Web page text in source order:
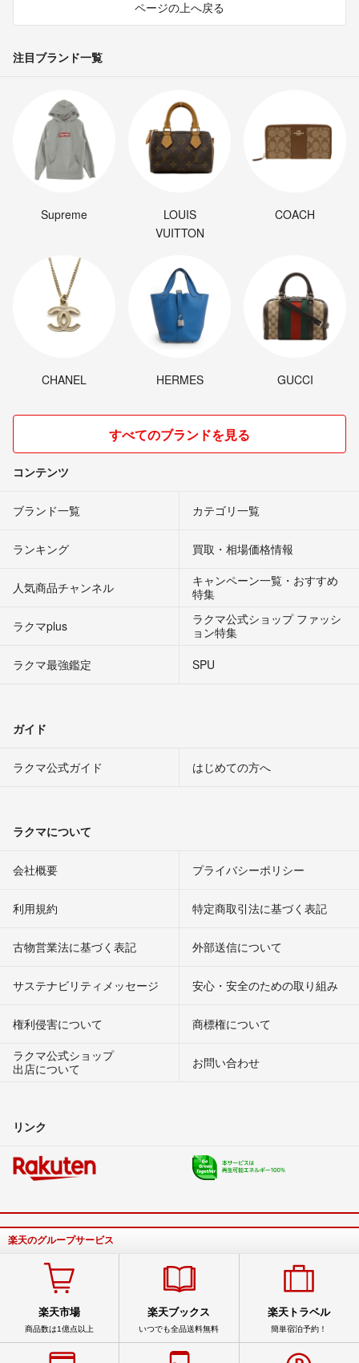
ページの上へ戻る
注目ブランド一覧
Supreme
LOUIS
VUITTON
COACH
CHANEL HERMES GUCCI
すべてのブランドを見る
コンテンツ
ブランド一覧 カテゴリ一覧
ランキング 買取・相場価格情報
人気商品チャンネル
キャンペーン一覧・おすすめ
特集
ラクマplus
ラクマ公式ショップ ファッシ
ョン特集
ラクマ最強鑑定
SPU
ガイド
ラクマ公式ガイド はじめての方へ
ラクマについて
会社概要 プライバシーポリシー
利用規約 特定商取引法に基づく表記
古物営業法に基づく表記 外部送信について
サステナビリティメッセージ 安心・安全のための取り組み
権利侵害について
商標権について
ラクマ公式ショップ
出店について
お問い合わせ
リンク
楽天のグループサービス
楽天市場
商品数は1億点以上
楽天ブックス
いつでも全品送料無料
楽天トラベル
簡単宿泊予約！